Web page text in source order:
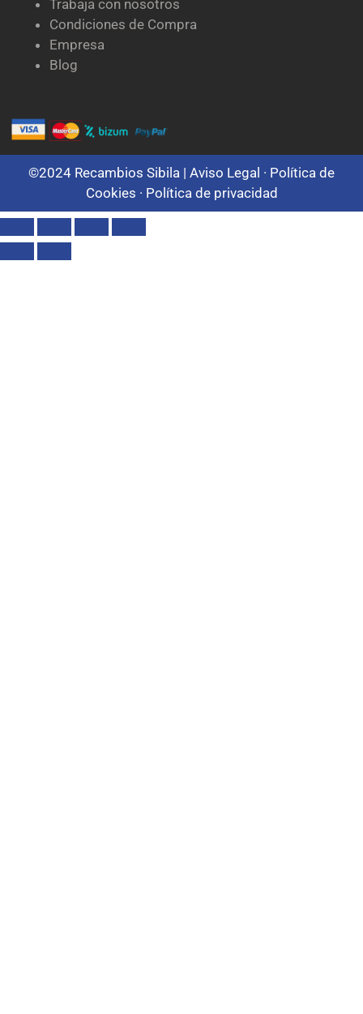
Trabaja con nosotros
Condiciones de Compra
Empresa
Blog
©2024 Recambios Sibila | Aviso Legal · Política de
Cookies · Política de privacidad